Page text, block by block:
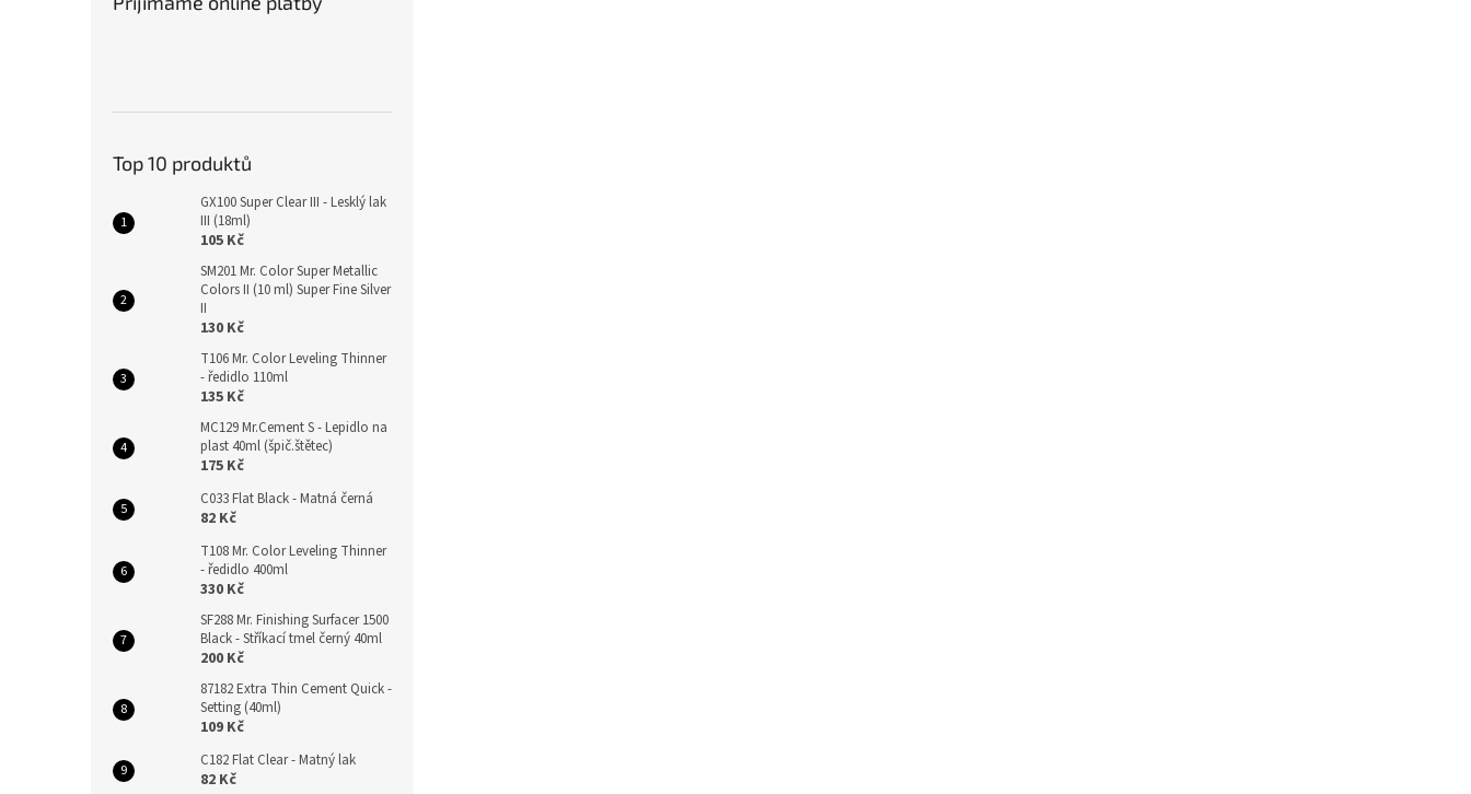
Top 10 produktů
GX100 Super Clear III - Lesklý lak
III (18ml)
105 Kč
SM201 Mr. Color Super Metallic
Colors II (10 ml) Super Fine Silver
II
130 Kč
T106 Mr. Color Leveling Thinner
- ředidlo 110ml
135 Kč
MC129 Mr.Cement S - Lepidlo na
plast 40ml (špič.štětec)
175 Kč
C033 Flat Black - Matná černá
82 Kč
T108 Mr. Color Leveling Thinner
- ředidlo 400ml
330 Kč
SF288 Mr. Finishing Surfacer 1500
Black - Stříkací tmel černý 40ml
200 Kč
87182 Extra Thin Cement Quick -
Setting (40ml)
109 Kč
C182 Flat Clear - Matný lak
82 Kč